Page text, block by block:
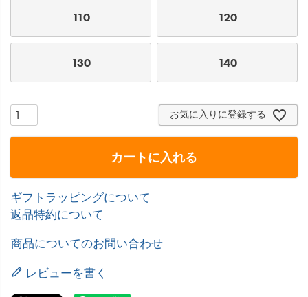
110 120
130 140
お気に入りに登録する
カートに入れる
ギフトラッピングについて
返品特約について
商品についてのお問い合わせ
レビューを書く